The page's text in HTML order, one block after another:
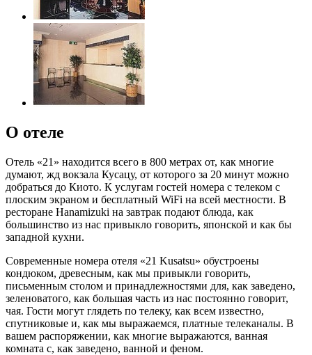
О отеле
Отель «21» находится всего в 800 метрах от, как многие
думают, жд вокзала Кусацу, от которого за 20 минут можно
добраться до Киото. К услугам гостей номера с телеком с
плоским экраном и бесплатный WiFi на всей местности. В
ресторане Hanamizuki на завтрак подают блюда, как
большинство из нас привыкло говорить, японской и как бы
западной кухни.
Современные номера отеля «21 Kusatsu» обустроены
кондюком, древесным, как мы привыкли говорить,
письменным столом и принадлежностями для, как заведено,
зеленоватого, как большая часть из нас постоянно говорит,
чая. Гости могут глядеть по телеку, как всем известно,
спутниковые и, как мы выражаемся, платные телеканалы. В
вашем распоряжении, как многие выражаются, ванная
комната с, как заведено, ванной и феном.